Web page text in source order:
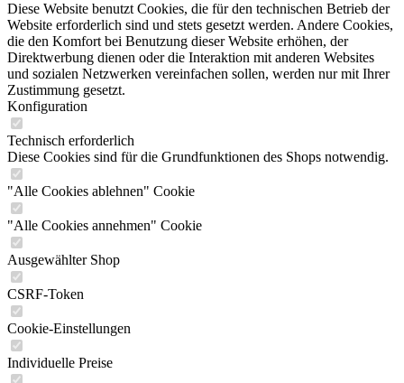
Diese Website benutzt Cookies, die für den technischen Betrieb der
Website erforderlich sind und stets gesetzt werden. Andere Cookies,
die den Komfort bei Benutzung dieser Website erhöhen, der
Direktwerbung dienen oder die Interaktion mit anderen Websites
und sozialen Netzwerken vereinfachen sollen, werden nur mit Ihrer
Zustimmung gesetzt.
Konfiguration
Technisch erforderlich
Diese Cookies sind für die Grundfunktionen des Shops notwendig.
"Alle Cookies ablehnen" Cookie
"Alle Cookies annehmen" Cookie
Ausgewählter Shop
CSRF-Token
Cookie-Einstellungen
Individuelle Preise